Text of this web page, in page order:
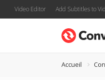
Video Editor Add Subtitles to
Accueil